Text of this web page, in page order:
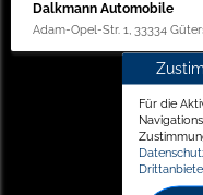
Dalkmann Automobile
Adam-Opel-Str. 1, 33334
Für die